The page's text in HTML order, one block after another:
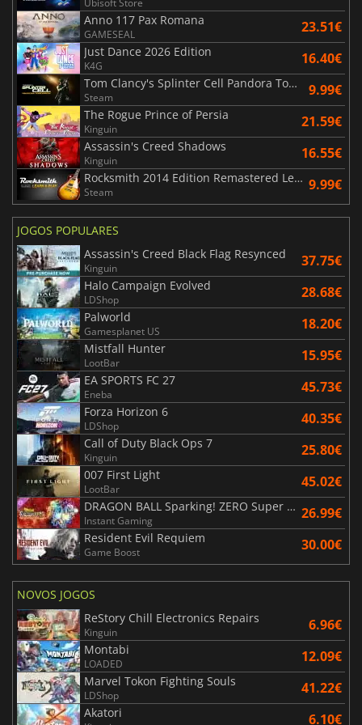
Ubisoft Store
Anno 117 Pax Romana
GAMESEAL 23.51€
Just Dance 2026 Edition
K4G 16.40€
Tom Clancy's Splinter Cell Pandora Tomorrow
Steam 9.99€
The Rogue Prince of Persia
Kinguin 21.59€
Assassin's Creed Shadows
Kinguin 16.55€
Rocksmith 2014 Edition Remastered Learn & Play
Steam 9.99€
JOGOS POPULARES
Assassin's Creed Black Flag Resynced
Kinguin 37.75€
Halo Campaign Evolved
LDShop 28.68€
Palworld
Gamesplanet US 18.20€
Mistfall Hunter
LootBar 15.95€
EA SPORTS FC 27
Eneba 45.73€
Forza Horizon 6
LDShop 40.35€
Call of Duty Black Ops 7
Kinguin 25.80€
007 First Light
LootBar 45.02€
DRAGON BALL Sparking! ZERO Super Limit Breaking NEO
Instant Gaming 26.99€
Resident Evil Requiem
Game Boost 30.00€
NOVOS JOGOS
ReStory Chill Electronics Repairs
Kinguin 6.96€
Montabi
LOADED 12.09€
Marvel Tokon Fighting Souls
LDShop 41.22€
Akatori 6.10€